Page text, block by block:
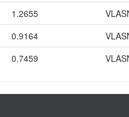
1.2655
0.9164
0.7459